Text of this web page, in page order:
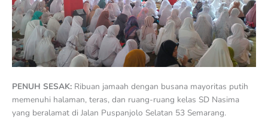
PENUH SESAK: Ribuan jamaah dengan busana mayoritas putih
memenuhi halaman, teras, dan ruang-ruang kelas SD Nasima
yang beralamat di Jalan Puspanjolo Selatan 53 Semarang.